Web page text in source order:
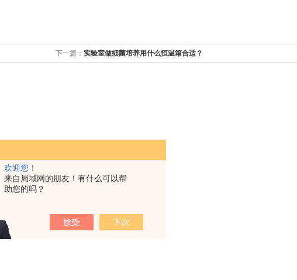
欢迎您！
来自局域网的朋友！有什么可以帮
助您的吗？
下一篇： 实验室做细菌培养用什么恒温箱合适？